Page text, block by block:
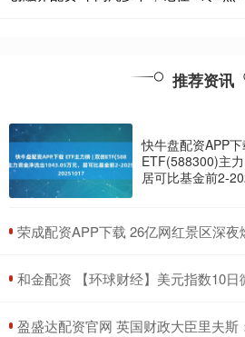
推荐资讯
快牛盘配资APP
ETF(588300)主
居可比基金前2-
荣成配资APP下载 26亿网红景区深夜燃大火！游客曝
和金配资 【环球财经】美元指数10日
盈盛达配资官网 英国财政大臣里夫